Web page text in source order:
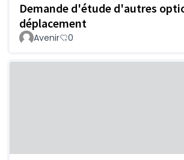
Demande d'étude d'autres
déplacement
Avenir 0